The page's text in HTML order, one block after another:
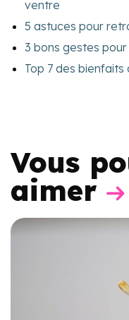
ventre
5 astuces pour
3 bons gestes pour
Top 7 des
Vous
aimer